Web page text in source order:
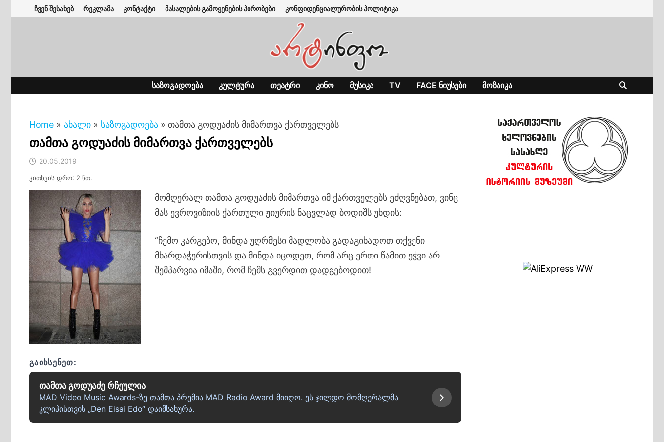
to
ჩვენ შესახებ რეკლამა კონტაქტი მასალების გამოყენების პირობები კონფიდენციალურობის პოლიტიკა
ᲡᲐᲖᲝᲒᲐᲓᲝᲔᲑᲐ ᲙᲣᲚᲢᲣᲠᲐ ᲗᲔᲐᲢᲠᲘ ᲙᲘᲜᲝ ᲛᲣᲡᲘᲙᲐ TV FACE ᲜᲘᲣᲡᲔᲑᲘ ᲛᲝᲖᲐᲘᲙᲐ
Home » ახალი » საზოგადოება » თამთა გოდუაძის მიმართვა ქართველებს
თამთა გოდუაძის მიმართვა ქართველებს
20.05.2019
კითხვის დრო: 2 წთ.
მომღერალ თამთა გოდუაძის მიმართვა იმ ქართველებს ეძღვნებათ, ვინც
მას ევროვიზიის ქართული ჟიურის ნაცვლად ბოდიშს უხდის:
“ჩემო კარგებო, მინდა უღრმესი მადლობა გადაგიხადოთ თქვენი
მხარდაჭერისთვის და მინდა იცოდეთ, რომ არც ერთი წამით ეჭვი არ
შემპარვია იმაში, რომ ჩემს გვერდით დადგებოდით!
ᲒᲐᲘᲮᲡᲔᲜᲔᲗ:
თამთა გოდუაძე რჩეულია
MAD Video Music Awards-ზე თამთა პრემია MAD Radio Award მიიღო. ეს ჯილდო მომღერალმა
კლიპისთვის „Den Eisai Edo“ დაიმსახურა.